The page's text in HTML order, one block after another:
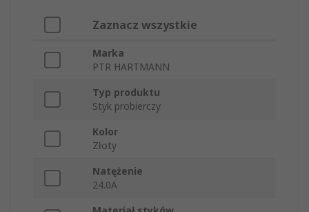
Zaznacz wszystkie
Marka
PTR HARTMANN
Typ produktu
Styk probierczy
Kolor
Złoty
Natężenie
24.0A